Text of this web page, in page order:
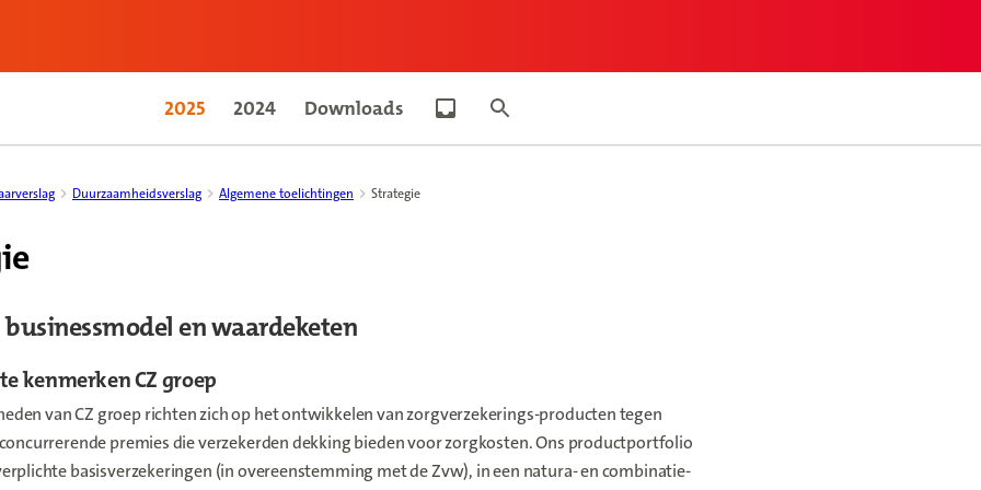
2025 2024 Downloads Go to my report page
Search articles
Duurzaamheidsverslag Algemene toelichtingen Strategie
en waardeketen
kenmerken CZ groep
van CZ groep richten zich op het ontwikkelen van zorgverzekerings-producten tegen
premies die verzekerden dekking bieden voor zorgkosten. Ons productportfolio
basisverzekeringen (in overeenstemming met de Zvw), in een natura- en combinatie-